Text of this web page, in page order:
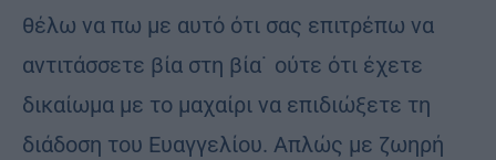
θέλω να πω με αυτό ότι σας επιτρέπω να
αντιτάσσετε βία στη βία˙ ούτε ότι έχετε
δικαίωμα με το μαχαίρι να επιδιώξετε τη
διάδοση του Ευαγγελίου. Απλώς με ζωηρή